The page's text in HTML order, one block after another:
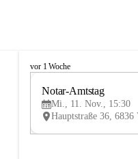
V
vor 1 Woche
Notar-Amtstag
Mi., 11. Nov., 15:30